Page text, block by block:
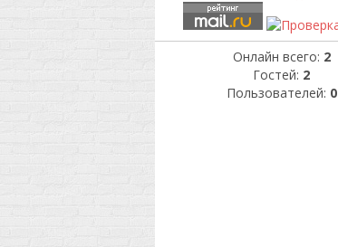
Онлайн всего: 2
Гостей: 2
Пользователей: 0